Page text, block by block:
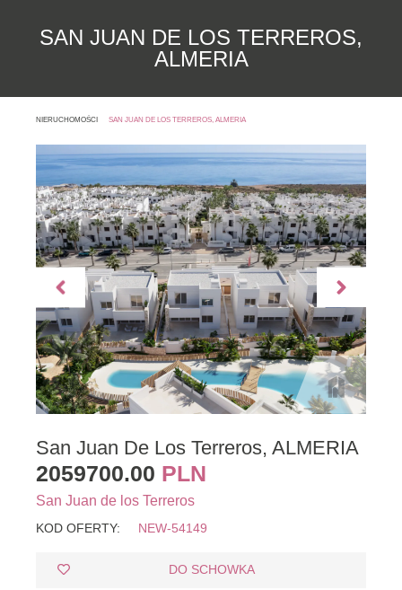
SAN JUAN DE LOS TERREROS,
ALMERIA
NIERUCHOMOŚCI SAN JUAN DE LOS TERREROS, ALMERIA
San Juan De Los Terreros, ALMERIA
2059700.00 PLN
San Juan de los Terreros
KOD OFERTY: NEW-54149
DO SCHOWKA